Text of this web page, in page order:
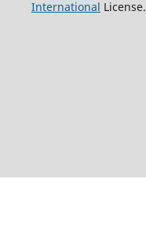
International License.